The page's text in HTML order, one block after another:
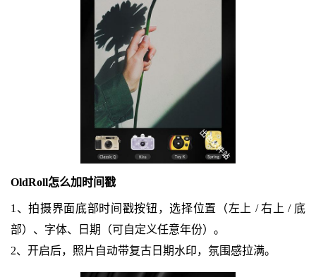
OldRoll怎么加时间戳
1、拍摄界面底部时间戳按钮，选择位置（左上 / 右上 / 底
部）、字体、日期（可自定义任意年份）。
2、开启后，照片自动带复古日期水印，氛围感拉满。